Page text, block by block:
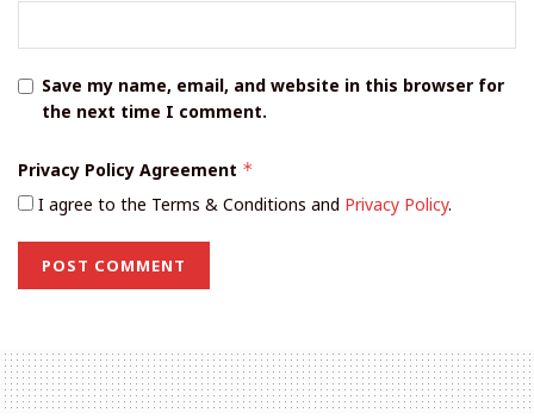
Save my name, email, and website in this browser for
the next time I comment.
Privacy Policy Agreement *
I agree to the Terms & Conditions and Privacy Policy.